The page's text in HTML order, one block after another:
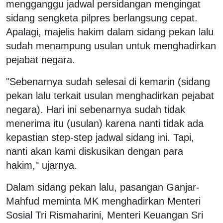
mengganggu jadwal persidangan mengingat
sidang sengketa pilpres berlangsung cepat.
Apalagi, majelis hakim dalam sidang pekan lalu
sudah menampung usulan untuk menghadirkan
pejabat negara.
"Sebenarnya sudah selesai di kemarin (sidang
pekan lalu terkait usulan menghadirkan pejabat
negara). Hari ini sebenarnya sudah tidak
menerima itu (usulan) karena nanti tidak ada
kepastian step-step jadwal sidang ini. Tapi,
nanti akan kami diskusikan dengan para
hakim," ujarnya.
Dalam sidang pekan lalu, pasangan Ganjar-
Mahfud meminta MK menghadirkan Menteri
Sosial Tri Rismaharini, Menteri Keuangan Sri